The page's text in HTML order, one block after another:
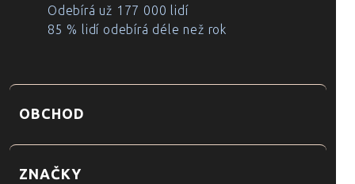
Odebírá už 177 000 lidí
85 % lidí odebírá déle než rok
OBCHOD
ZNAČKY